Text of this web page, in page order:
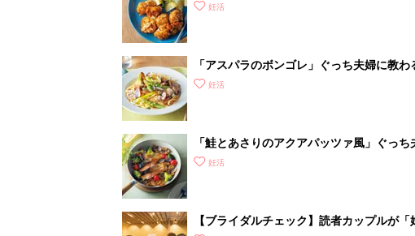
妊活
「アスパラのボンゴレ」ぐっち夫婦に教
妊活
「鮭とあさりのアクアパッツァ風」ぐっ
妊活
【ブライダルチェック】読者カップルが